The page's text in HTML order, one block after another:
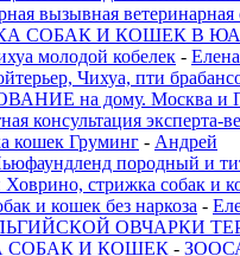
вызывная
СОБАК И КОШЕК В
молодой кобелек -
Чихуа, пти
на дому. Москва и
консультация эксперта-
кошек Груминг - Андрей
породный и
Ховрино, стрижка собак и
и кошек без наркоза -
ОВЧАРКИ
СОБАК И КОШЕК -